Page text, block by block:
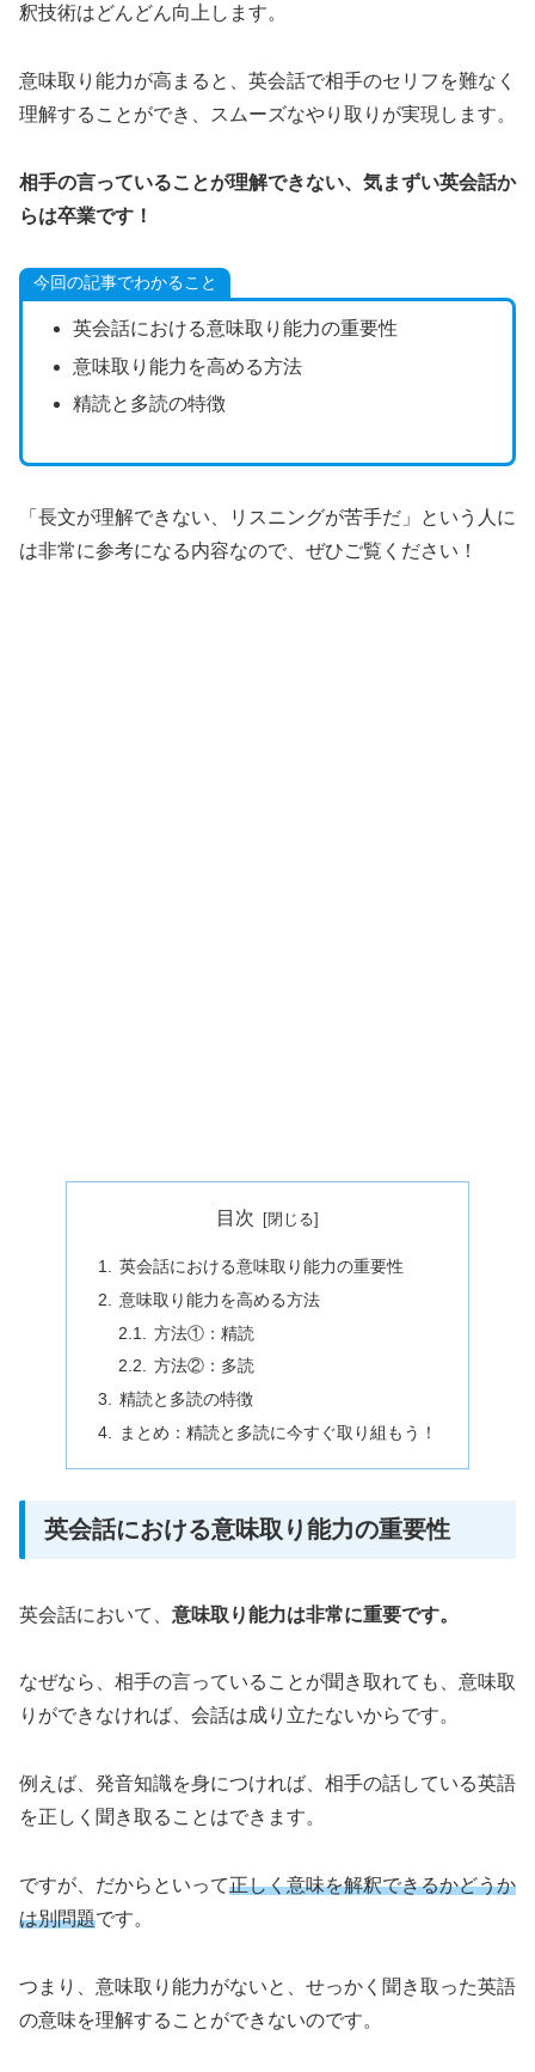
釈技術はどんどん向上します。
意味取り能力が高まると、英会話で相手のセリフを難なく
理解することができ、スムーズなやり取りが実現します。
相手の言っていることが理解できない、気まずい英会話か
らは卒業です！
今回の記事でわかること
英会話における意味取り能力の重要性
意味取り能力を高める方法
精読と多読の特徴
「長文が理解できない、リスニングが苦手だ」という人に
は非常に参考になる内容なので、ぜひご覧ください！
目次
英会話における意味取り能力の重要性
意味取り能力を高める方法
方法①：精読
方法②：多読
精読と多読の特徴
まとめ：精読と多読に今すぐ取り組もう！
英会話における意味取り能力の重要性
英会話において、 意味取り能力は非常に重要です。
なぜなら、相手の言っていることが聞き取れても、意味取
りができなければ、会話は成り立たないからです。
例えば、発音知識を身につければ、相手の話している英語
を正しく聞き取ることはできます。
ですが、だからといって正しく意味を解釈できるかどうか
は別問題です。
つまり、意味取り能力がないと、せっかく聞き取った英語
の意味を理解することができないのです。